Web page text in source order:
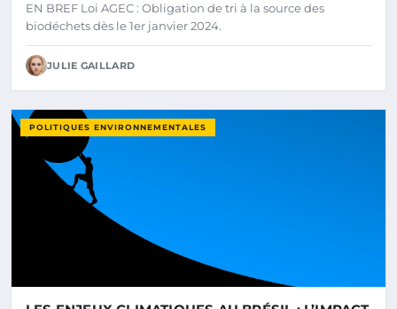
EN BREF Loi AGEC : Obligation de tri à la source des
biodéchets dès le 1er janvier 2024.
JULIE GAILLARD
POLITIQUES ENVIRONNEMENTALES